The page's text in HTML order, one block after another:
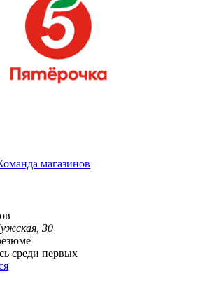
магазинов
30
среди первых